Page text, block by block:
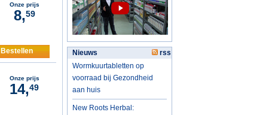
Onze prijs
8,59
Bestellen
Onze prijs
14,49
Nieuws
rss
Wormkuurtabletten op
voorraad bij Gezondheid
aan huis
New Roots Herbal: